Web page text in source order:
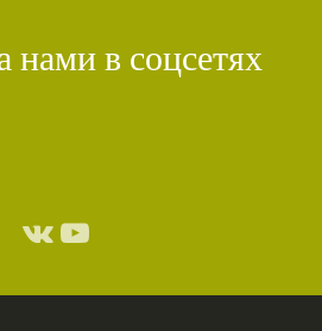
нами в соцсетях